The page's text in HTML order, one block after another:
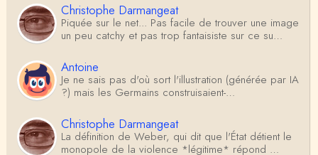
Christophe Darmangeat
Piquée sur le net... Pas facile de trouver une image
un peu catchy et pas trop fantaisiste sur ce su…
Antoine
Je ne sais pas d'où sort l'illustration (générée par IA
?) mais les Germains construisaient-…
Christophe Darmangeat
La définition de Weber, qui dit que l'État détient le
monopole de la violence *légitime* répond …